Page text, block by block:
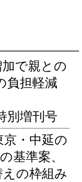
加で親との
負担軽減
別増刊号
京・中延の
基準案、
の枠組み